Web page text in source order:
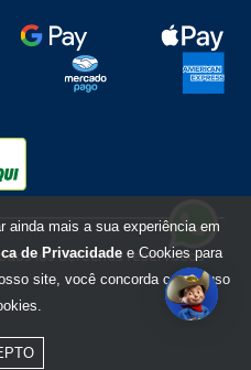
los derechos reservados
ainda mais a sua experiência em
de Privacidade e Cookies para
site, você concorda com o uso